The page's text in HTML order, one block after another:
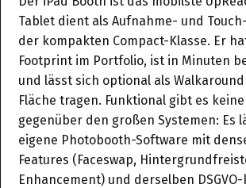
Tablet dient als Aufnahme- und
der kompakten Compact-Klasse. Er
Footprint im Portfolio, ist in Minuten
und lässt sich optional als
Fläche tragen. Funktional gibt es
gegenüber den großen Systemen: Es
eigene Photobooth-Software mit
Features (Faceswap,
Enhancement) und derselben